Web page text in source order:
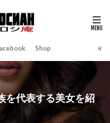
Shop
を代表する美女を紹